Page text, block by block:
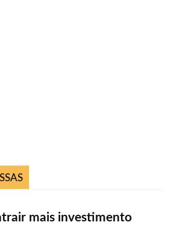
mais investimento